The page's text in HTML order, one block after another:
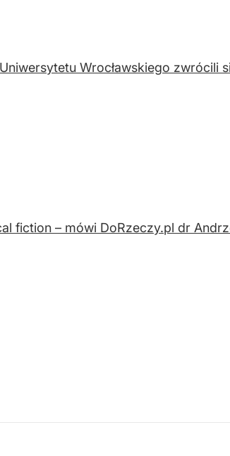
Wrocławskiego zwrócili
fiction – mówi DoRzeczy.pl dr